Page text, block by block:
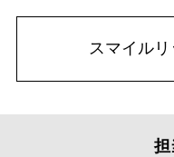
スマイル
担